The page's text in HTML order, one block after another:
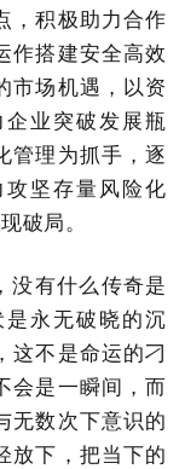
，积极助力合作
作搭建安全高效
市场机遇，以资
业突破发展瓶
管理为抓手，逐
坚存量风险化
破局。
没有什么传奇是
永无破晓的沉
这不是命运的刁
会是一瞬间，而
无数次下意识的
放下，把当下的